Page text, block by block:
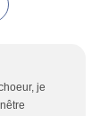
je